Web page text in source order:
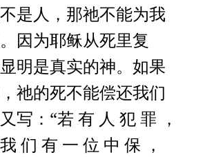
是人，那祂不能为我
因为耶稣从死里复
明是真实的神。如果
祂的死不能偿还我们
写：“若 有 人 犯 罪 ，
们 有 一 位 中 保 ，